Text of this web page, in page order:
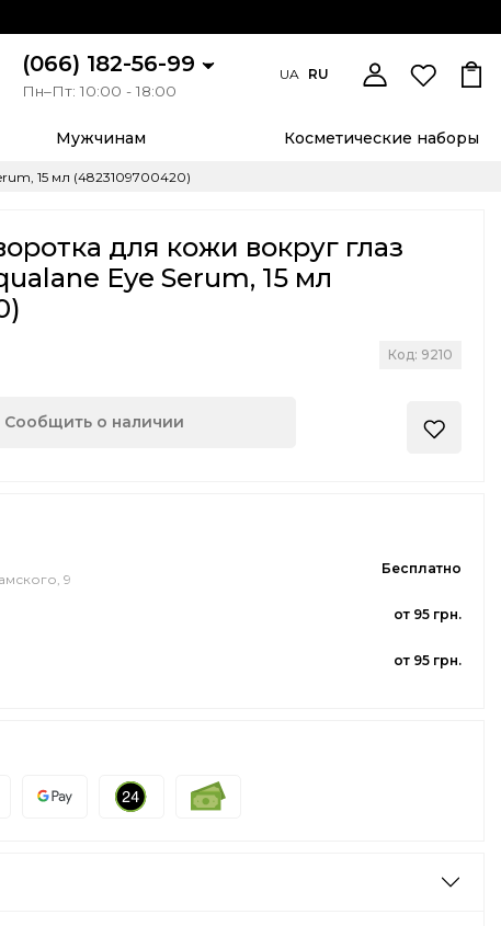
(066) 182-56-99
Пн–Пт: 10:00 - 18:00
UA RU
Мужчинам Косметические наборы
15 мл (4823109700420)
для кожи вокруг глаз
Eye Serum, 15 мл
Код: 9210
Сообщить о наличии
9
Бесплатно
от 95 грн.
от 95 грн.